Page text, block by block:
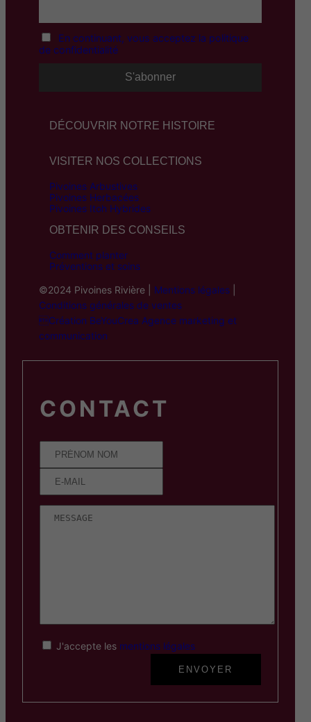
En continuant, vous acceptez la politique
de confidentialité
DÉCOUVRIR NOTRE HISTOIRE
VISITER NOS COLLECTIONS
Pivoines Arbustives
Pivoines Herbacées
Pivoines Itoh Hybrides
OBTENIR DES CONSEILS
Comment planter
Préventions et soins
©2024 Pivoines Rivière | Mentions légales
Conditions générales de ventes
Création BeYouCrea Agence marketing et
communication
CONTACT
J'accepte les mentions légales